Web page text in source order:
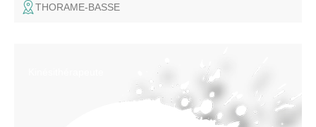
THORAME-BASSE